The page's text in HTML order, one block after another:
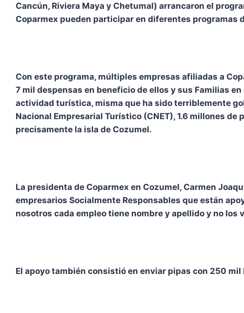
Cancún, Riviera Maya y Chetumal) arrancaron el
Coparmex pueden participar en diferentes programas
Con este programa, múltiples empresas afiliadas a
7 mil despensas en beneficio de ellos y sus Familias
actividad turística, misma que ha sido terriblemente
Nacional Empresarial Turístico (CNET), 1.6 millones
precisamente la isla de Cozumel.
La presidenta de Coparmex en Cozumel, Carmen
empresarios Socialmente Responsables que están
nosotros cada empleo tiene nombre y apellido y no los
El apoyo también consistió en enviar pipas con 250